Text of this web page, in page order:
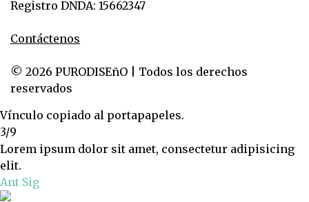
Registro DNDA: 15662347
Contáctenos
© 2026 PURODISEñO | Todos los derechos
reservados
Vínculo copiado al portapapeles.
3/9
Lorem ipsum dolor sit amet, consectetur adipisicing
elit.
Ant Sig